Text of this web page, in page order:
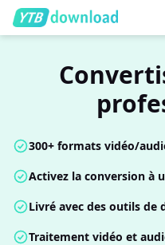
300+ formats vidéo/
Activez la conversion à
Livré avec des outils de
Traitement vidéo et